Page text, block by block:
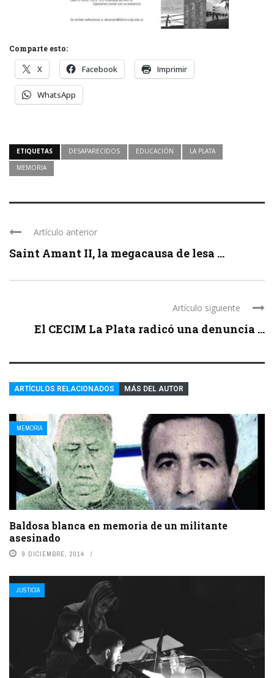
Comparte esto:
X Facebook Imprimir
WhatsApp
ETIQUETAS DESAPARECIDOS EDUCACIÓN
LA PLATA
MEMORIA
Artículo anterior
Saint Amant II, la megacausa de lesa ...
Artículo siguiente
El CECIM La Plata radicó una denuncia ...
ARTÍCULOS RELACIONADOS MÁS DEL AUTOR
MEMORIA
Baldosa blanca en memoria de un militante
asesinado
9 DICIEMBRE, 2014
JUSTICIA